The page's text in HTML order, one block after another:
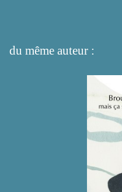
du même auteur :